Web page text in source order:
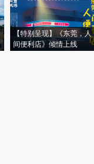
【特别呈现】《东莞，人
间便利店》倾情上线